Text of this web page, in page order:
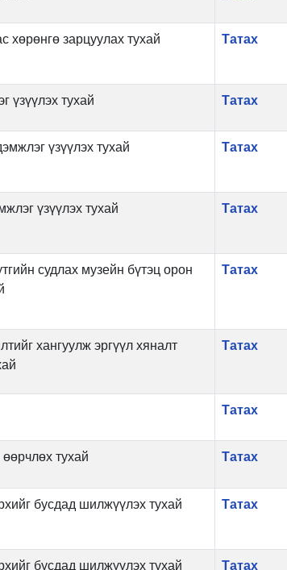
хөрөнгө зарцуулах тухай Татах
үзүүлэх тухай Татах
үзүүлэх тухай Татах
үзүүлэх тухай Татах
судлах музейн бүтэц орон
Татах
хангуулж эргүүл хяналт
Татах
Татах
тухай Татах
бусдад шилжүүлэх тухай Татах
бусдад шилжүүлэх тухай Татах